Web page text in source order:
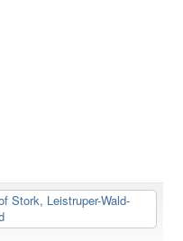
Stork, Leistruper-Wald-